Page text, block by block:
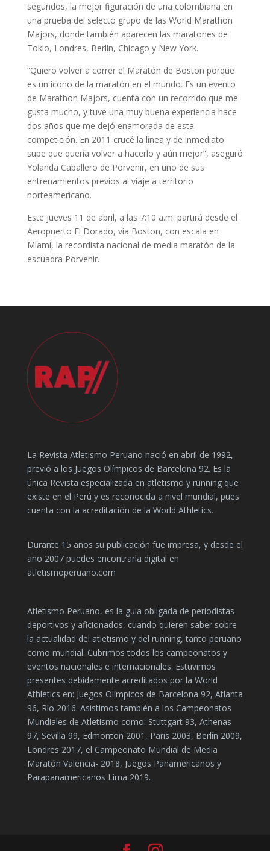
segundos, la mejor figuración de una colombiana en
una prueba del selecto grupo de las World Marathon
Majors, donde también aparecen las maratones de
Tokio, Londres, Berlín, Chicago y New York.
“Quiero volver a correr el Maratón de Boston porque
es un icono de la maratón en el mundo. Es un evento
de Marathon Majors, cuenta con un recorrido que me
gusta mucho, y tuve una muy buena experiencia hace
dos años que me dejó enamorada de esta
competición. En 2011 crucé la línea y de inmediato
supe que quería volver a hacerlo y aún mejor”, aseguró
Yolanda Caballero de Porvenir, en uno de sus
entrenamientos previos al viaje a territorio
norteamericano.
Este jueves 11 de abril, a las 7:10 a.m. partirá desde el
Aeropuerto El Dorado, vía Boston, con escala en
Miami, la recordista nacional de media maratón de la
escuadra Porvenir.
La Revista Atletismo Peruano nació en abril de 1992,
previó a los Juegos Olímpicos de Barcelona 92. Es la
única Revista especializada en atletismo y running que
existe en el Perú y es reconocida a nivel mundial, pues
cuenta con la acreditación de la World Athletics.
Durante 15 años su publicación fue impresa, y desde el
año 2007 puedes encontrarla digital en
atletismoperuano.com
Atletismo Peruano, es la guía obligada de periodistas
deportivos y aficionados, cuando quieren saber sobre
la actualidad del atletismo y del running, tanto peruano
como mundial. Cubrimos todos los campeonatos y
eventos nacionales e internacionales. Estuvimos
presentes debidamente acreditados por la World
Athletics en: Juegos Olímpicos de Barcelona 92, Atlanta
96, Río 2016. Asistimos también a los Campeonatos
Mundiales de Atletismo como: Stuttgart 93, Athenas
97, Sevilla 99, Edmonton 2001, Paris 2003, Berlín 2009,
Londres 2017, el Campeonato Mundial de Media
Maratón Valencia- 2018, Juegos Panamericanos y
Parapanamericanos Lima 2019.